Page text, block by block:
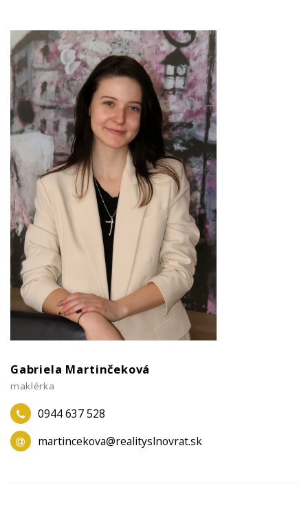
Gabriela Martinčeková
maklérka
0944 637 528
martincekova@realityslnovrat.sk